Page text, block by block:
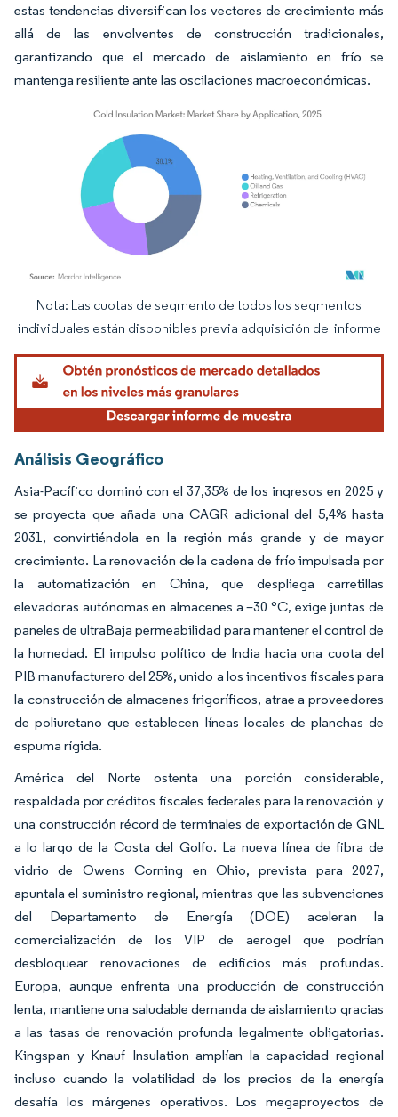
estas tendencias diversifican los vectores de crecimiento más
allá de las envolventes de construcción tradicionales,
garantizando que el mercado de aislamiento en frío se
mantenga resiliente ante las oscilaciones macroeconómicas.
Imagen © Mordor Intelligence. El uso requiere atribución según CC BY 4.0.
Nota: Las cuotas de segmento de todos los segmentos
individuales están disponibles previa adquisición del informe
Análisis Geográfico
Asia-Pacífico dominó con el 37,35% de los ingresos en 2025 y
se proyecta que añada una CAGR adicional del 5,4% hasta
2031, convirtiéndola en la región más grande y de mayor
crecimiento. La renovación de la cadena de frío impulsada por
la automatización en China, que despliega carretillas
elevadoras autónomas en almacenes a –30 °C, exige juntas de
paneles de ultraBaja permeabilidad para mantener el control de
la humedad. El impulso político de India hacia una cuota del
PIB manufacturero del 25%, unido a los incentivos fiscales para
la construcción de almacenes frigoríficos, atrae a proveedores
de poliuretano que establecen líneas locales de planchas de
espuma rígida.
América del Norte ostenta una porción considerable,
respaldada por créditos fiscales federales para la renovación y
una construcción récord de terminales de exportación de GNL
a lo largo de la Costa del Golfo. La nueva línea de fibra de
vidrio de Owens Corning en Ohio, prevista para 2027,
apuntala el suministro regional, mientras que las subvenciones
del Departamento de Energía (DOE) aceleran la
comercialización de los VIP de aerogel que podrían
desbloquear renovaciones de edificios más profundas.
Europa, aunque enfrenta una producción de construcción
lenta, mantiene una saludable demanda de aislamiento gracias
a las tasas de renovación profunda legalmente obligatorias.
Kingspan y Knauf Insulation amplían la capacidad regional
incluso cuando la volatilidad de los precios de la energía
desafía los márgenes operativos. Los megaproyectos de